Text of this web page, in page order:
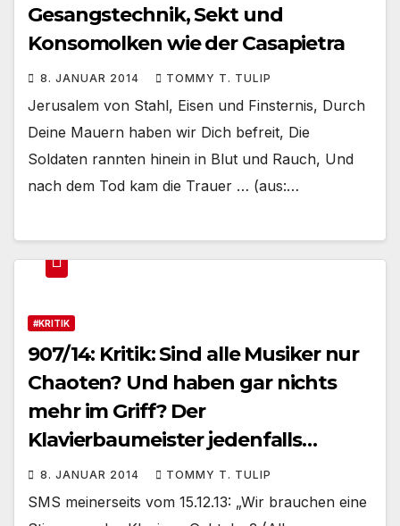
Gesangstechnik, Sekt und
Konsomolken wie der Casapietra
8. JANUAR 2014 TOMMY T. TULIP
Jerusalem von Stahl, Eisen und Finsternis, Durch
Deine Mauern haben wir Dich befreit, Die
Soldaten rannten hinein in Blut und Rauch, Und
nach dem Tod kam die Trauer … (aus:…
#KRITIK
907/14: Kritik: Sind alle Musiker nur
Chaoten? Und haben gar nichts
mehr im Griff? Der
Klavierbaumeister jedenfalls…
8. JANUAR 2014 TOMMY T. TULIP
SMS meinerseits vom 15.12.13: „Wir brauchen eine